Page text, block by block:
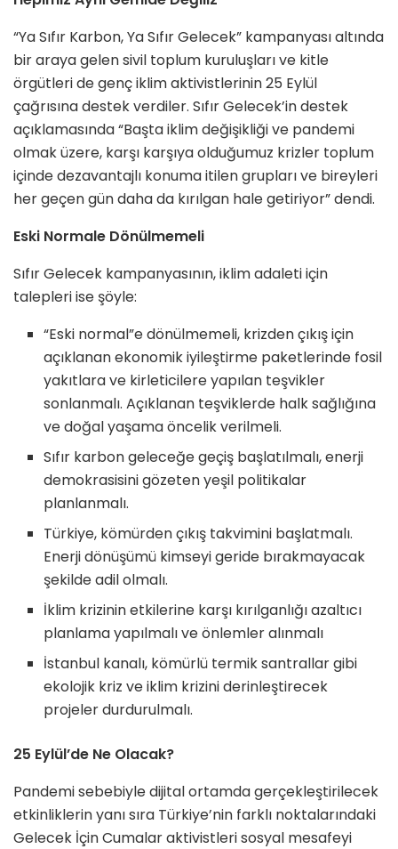
“Ya Sıfır Karbon, Ya Sıfır Gelecek” kampanyası altında
bir araya gelen sivil toplum kuruluşları ve kitle
örgütleri de genç iklim aktivistlerinin 25 Eylül
çağrısına destek verdiler. Sıfır Gelecek’in destek
açıklamasında “Başta iklim değişikliği ve pandemi
olmak üzere, karşı karşıya olduğumuz krizler toplum
içinde dezavantajlı konuma itilen grupları ve bireyleri
her geçen gün daha da kırılgan hale getiriyor” dendi.
Eski Normale Dönülmemeli
Sıfır Gelecek kampanyasının, iklim adaleti için
talepleri ise şöyle:
“Eski normal”e dönülmemeli, krizden çıkış için
açıklanan ekonomik iyileştirme paketlerinde fosil
yakıtlara ve kirleticilere yapılan teşvikler
sonlanmalı. Açıklanan teşviklerde halk sağlığına
ve doğal yaşama öncelik verilmeli.
Sıfır karbon geleceğe geçiş başlatılmalı, enerji
demokrasisini gözeten yeşil politikalar
planlanmalı.
Türkiye, kömürden çıkış takvimini başlatmalı.
Enerji dönüşümü kimseyi geride bırakmayacak
şekilde adil olmalı.
İklim krizinin etkilerine karşı kırılganlığı azaltıcı
planlama yapılmalı ve önlemler alınmalı
İstanbul kanalı, kömürlü termik santrallar gibi
ekolojik kriz ve iklim krizini derinleştirecek
projeler durdurulmalı.
25 Eylül’de Ne Olacak?
Pandemi sebebiyle dijital ortamda gerçekleştirilecek
etkinliklerin yanı sıra Türkiye’nin farklı noktalarındaki
Gelecek İçin Cumalar aktivistleri sosyal mesafeyi